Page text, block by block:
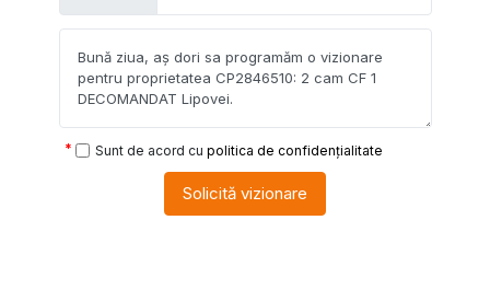
Sunt de acord cu politica de confidențialitate
Solicită vizionare